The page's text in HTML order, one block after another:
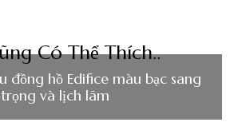
Có Thể Thích..
đồng hồ Edifice màu bạc sang
trọng và lịch lãm